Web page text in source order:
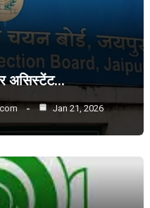
असिस्टेंट…
Jan 21, 2026